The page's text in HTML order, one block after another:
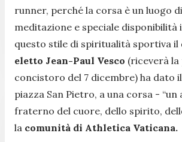
runner, perché la corsa è un luogo
meditazione e speciale disponibilità
questo stile di spiritualità sportiva il
eletto Jean-Paul Vesco (riceverà
concistoro del 7 dicembre) ha dato
piazza San Pietro, a una corsa - “un
fraterno del cuore, dello spirito,
la comunità di Athletica Vaticana.